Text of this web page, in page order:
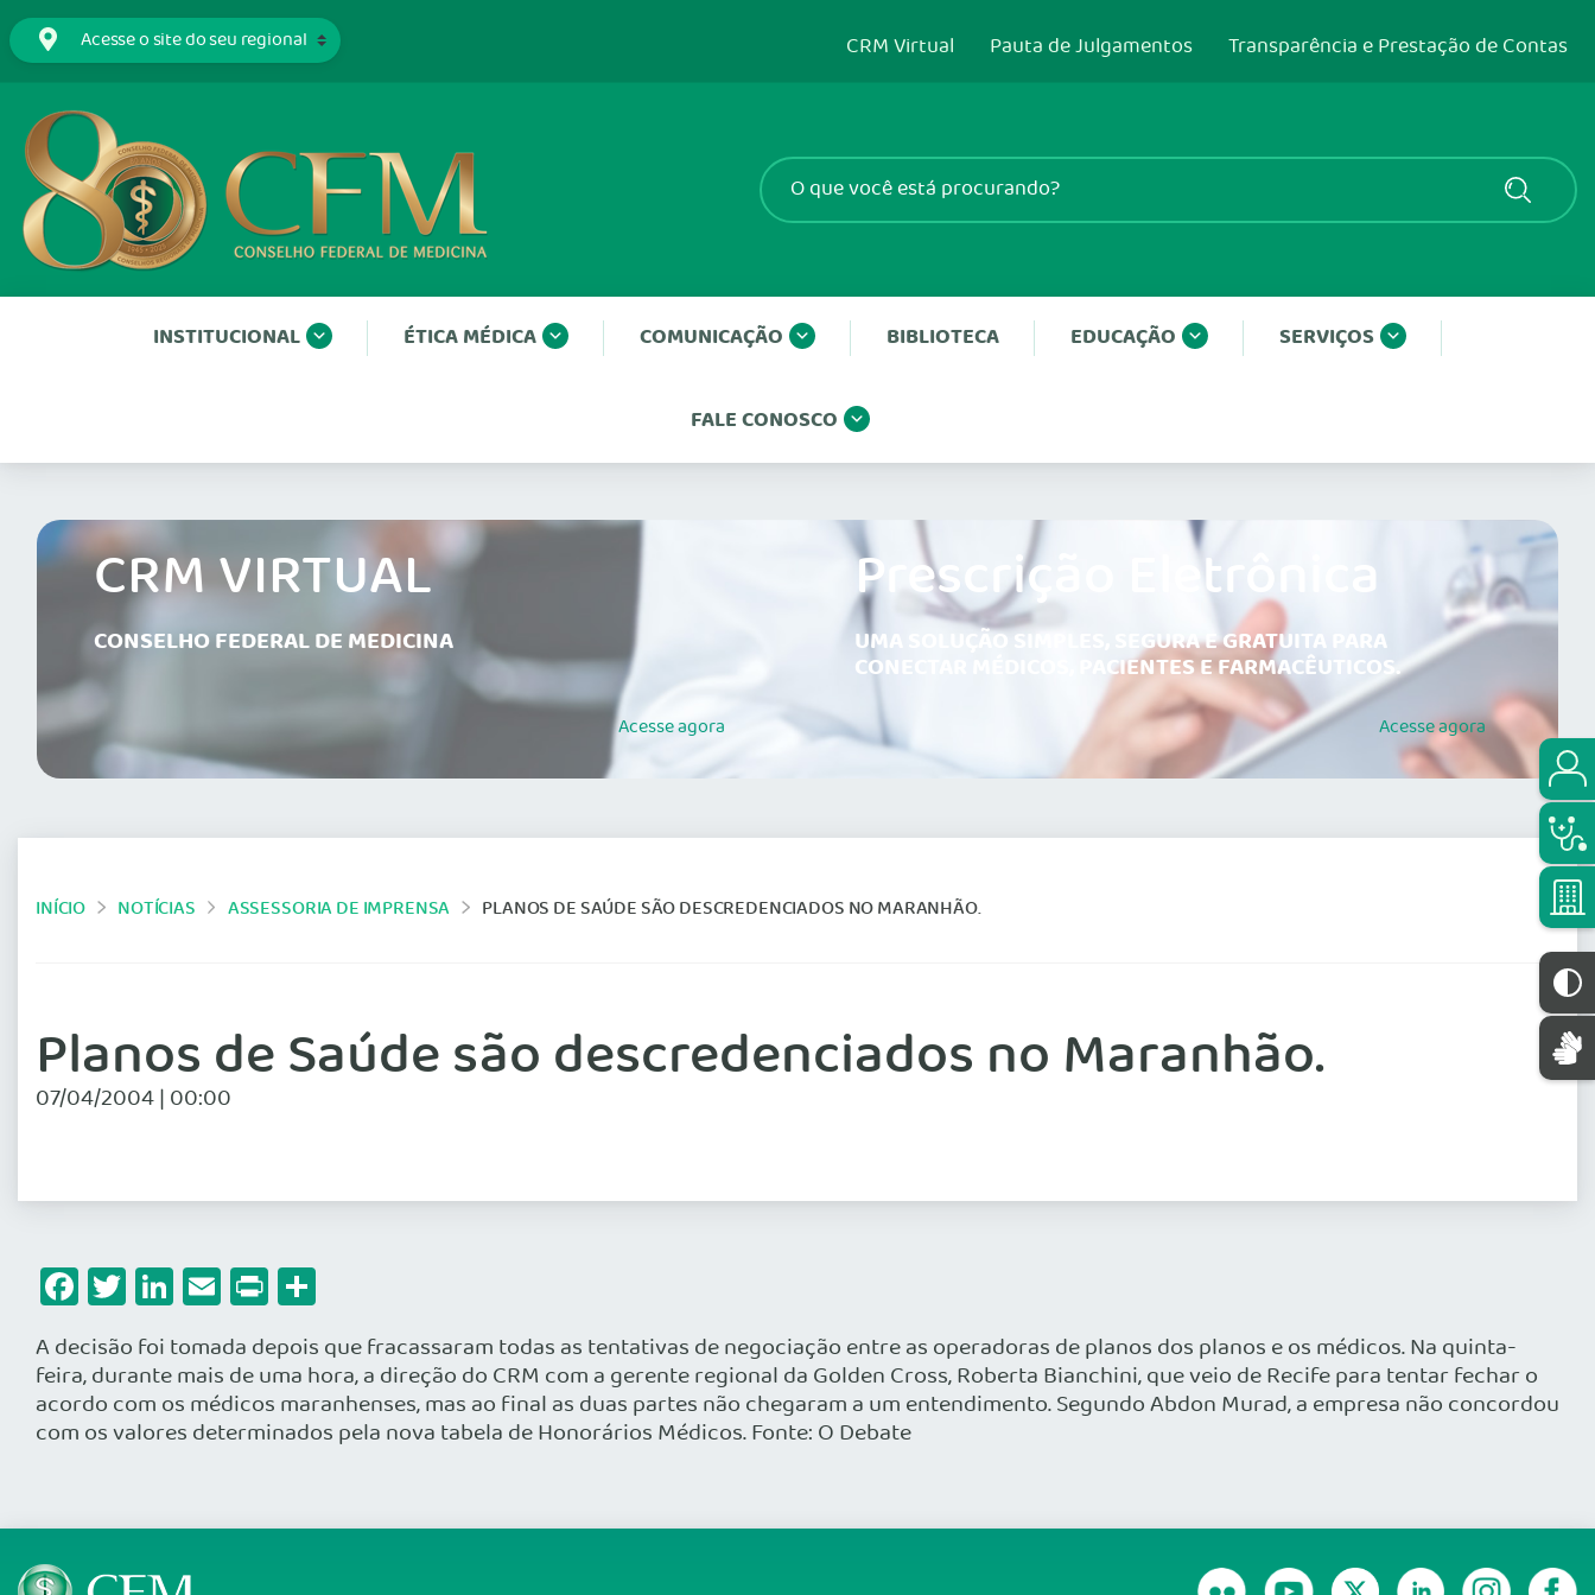
CRM Virtual Pauta de Julgamentos Transparência e Prestação de Contas
INSTITUCIONAL ÉTICA MÉDICA COMUNICAÇÃO BIBLIOTECA EDUCAÇÃO SERVIÇOS
FALE CONOSCO
CRM VIRTUAL
CONSELHO FEDERAL DE MEDICINA
Acesseagora
Prescrição Eletrônica
UMA SOLUÇÃO SIMPLES, SEGURA E GRATUITA PARA
CONECTAR MÉDICOS, PACIENTES E FARMACÊUTICOS.
Acesseagora
INÍCIO NOTÍCIAS ASSESSORIA DE IMPRENSA PLANOS DE SAÚDE SÃO DESCREDENCIADOS NO MARANHÃO.
Planos de Saúde são descredenciados no Maranhão.
07/04/2004 | 00:00
Facebook
Twitter
LinkedIn
Email
Print
A decisão foi tomada depois que fracassaram todas as tentativas de negociação entre as operadoras de planos dos planos e os médicos. Na quinta-
feira, durante mais de uma hora, a direção do CRM com a gerente regional da Golden Cross, Roberta Bianchini, que veio de Recife para tentar fechar o
acordo com os médicos maranhenses, mas ao final as duas partes não chegaram a um entendimento. Segundo Abdon Murad, a empresa não concordou
com os valores determinados pela nova tabela de Honorários Médicos. Fonte: O Debate